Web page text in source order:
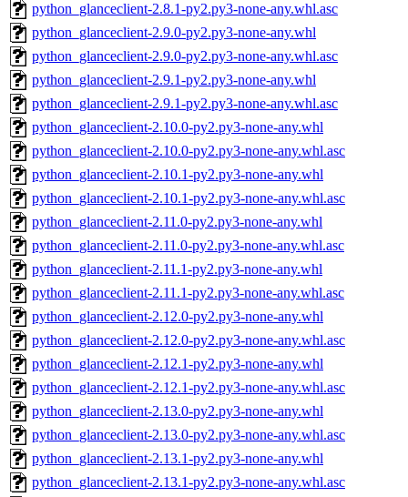
python_glanceclient-2.8.1-py2.py3-none-any.whl.asc
python_glanceclient-2.9.0-py2.py3-none-any.whl
python_glanceclient-2.9.0-py2.py3-none-any.whl.asc
python_glanceclient-2.9.1-py2.py3-none-any.whl
python_glanceclient-2.9.1-py2.py3-none-any.whl.asc
python_glanceclient-2.10.0-py2.py3-none-any.whl
python_glanceclient-2.10.0-py2.py3-none-any.whl.asc
python_glanceclient-2.10.1-py2.py3-none-any.whl
python_glanceclient-2.10.1-py2.py3-none-any.whl.asc
python_glanceclient-2.11.0-py2.py3-none-any.whl
python_glanceclient-2.11.0-py2.py3-none-any.whl.asc
python_glanceclient-2.11.1-py2.py3-none-any.whl
python_glanceclient-2.11.1-py2.py3-none-any.whl.asc
python_glanceclient-2.12.0-py2.py3-none-any.whl
python_glanceclient-2.12.0-py2.py3-none-any.whl.asc
python_glanceclient-2.12.1-py2.py3-none-any.whl
python_glanceclient-2.12.1-py2.py3-none-any.whl.asc
python_glanceclient-2.13.0-py2.py3-none-any.whl
python_glanceclient-2.13.0-py2.py3-none-any.whl.asc
python_glanceclient-2.13.1-py2.py3-none-any.whl
python_glanceclient-2.13.1-py2.py3-none-any.whl.asc